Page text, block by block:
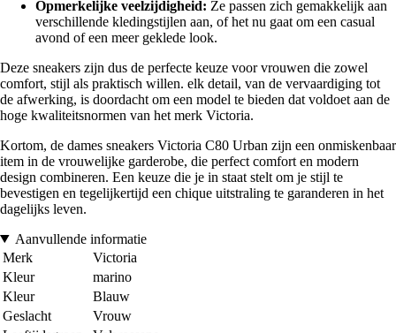
Opmerkelijke veelzijdigheid: Ze passen zich gemakkelijk aan
verschillende kledingstijlen aan, of het nu gaat om een casual
avond of een meer geklede look.
Deze sneakers zijn dus de perfecte keuze voor vrouwen die zowel
comfort, stijl als praktisch willen. elk detail, van de vervaardiging tot
de afwerking, is doordacht om een model te bieden dat voldoet aan de
hoge kwaliteitsnormen van het merk Victoria.
Kortom, de dames sneakers Victoria C80 Urban zijn een onmiskenbaar
item in de vrouwelijke garderobe, die perfect comfort en modern
design combineren. Een keuze die je in staat stelt om je stijl te
bevestigen en tegelijkertijd een chique uitstraling te garanderen in het
dagelijks leven.
Aanvullende informatie
Merk
Victoria
Kleur
marino
Kleur
Blauw
Geslacht
Vrouw